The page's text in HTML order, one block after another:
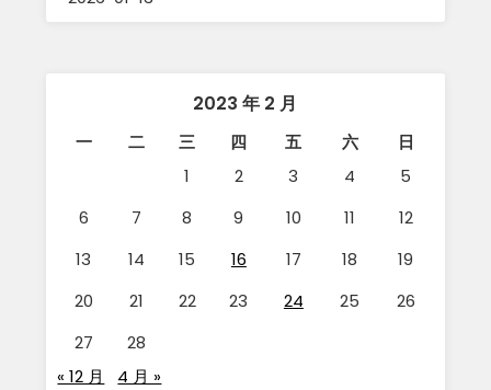
2023 年 2 月
一 二 三 四 五 六
日
1
2 3 4
5
6
7 8 9 10 11
12
13
14 15 16 17 18
19
20
21 22 23 24 25
26
27
28
« 12 月
4 月 »